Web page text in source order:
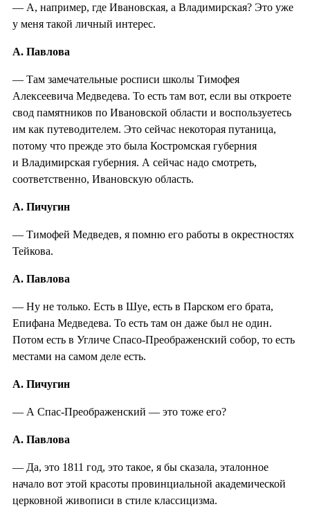
— А, например, где Ивановская, а Владимирская? Это уже
у меня такой личный интерес.
А. Павлова
— Там замечательные росписи школы Тимофея
Алексеевича Медведева. То есть там вот, если вы откроете
свод памятников по Ивановской области и воспользуетесь
им как путеводителем. Это сейчас некоторая путаница,
потому что прежде это была Костромская губерния
и Владимирская губерния. А сейчас надо смотреть,
соответственно, Ивановскую область.
А. Пичугин
— Тимофей Медведев, я помню его работы в окрестностях
Тейкова.
А. Павлова
— Ну не только. Есть в Шуе, есть в Парском его брата,
Епифана Медведева. То есть там он даже был не один.
Потом есть в Угличе Спасо-Преображенский собор, то есть
местами на самом деле есть.
А. Пичугин
— А Спас-Преображенский — это тоже его?
А. Павлова
— Да, это 1811 год, это такое, я бы сказала, эталонное
начало вот этой красоты провинциальной академической
церковной живописи в стиле классицизма.